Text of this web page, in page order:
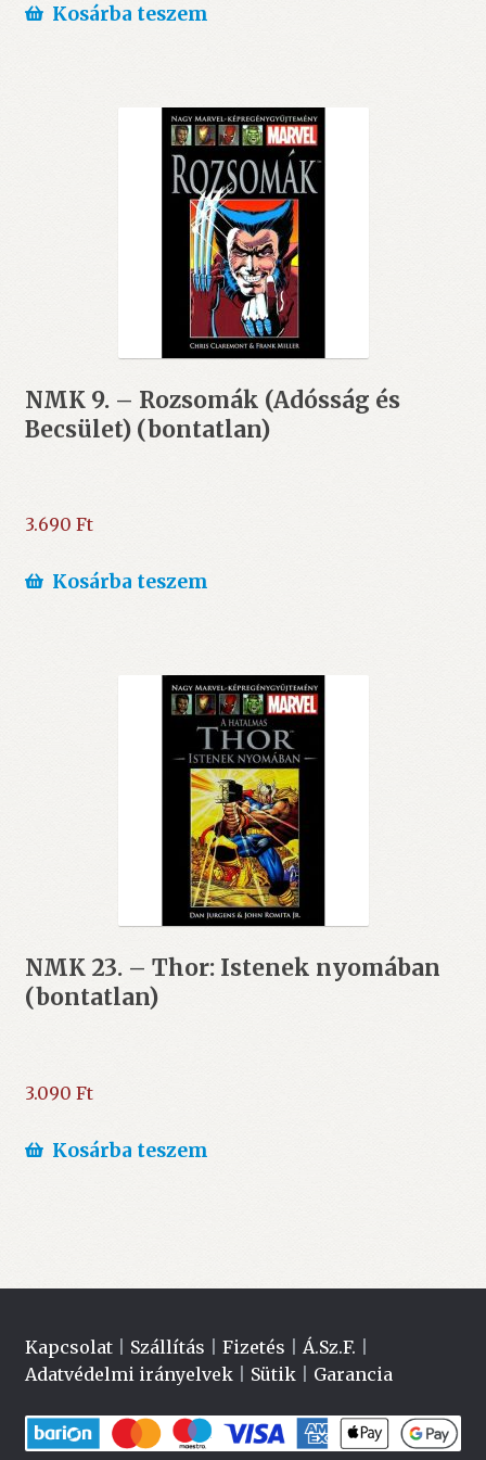
Kosárba teszem
NMK 9. – Rozsomák (Adósság és
Becsület) (bontatlan)
3.690 Ft
Kosárba teszem
NMK 23. – Thor: Istenek nyomában
(bontatlan)
3.090 Ft
Kosárba teszem
Kapcsolat| Szállítás Fizetés Á.Sz.F.
Adatvédelmi irányelvek| Sütik| Garancia